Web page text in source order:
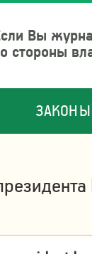
Вы
стороны
ЗАКОНЫ